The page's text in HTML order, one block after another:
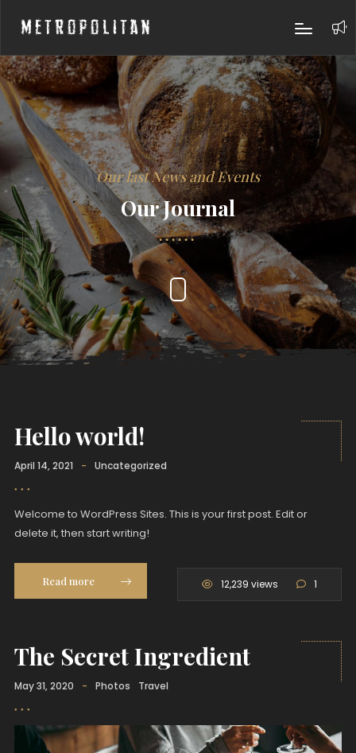
Metropolitan
Our last News and Events
Our Journal
Hello world!
April 14, 2021 - Uncategorized
Welcome to WordPress Sites. This is your first post. Edit or
delete it, then start writing!
Read more 12,239 views 1
The Secret Ingredient
May 31, 2020 - Photos Travel